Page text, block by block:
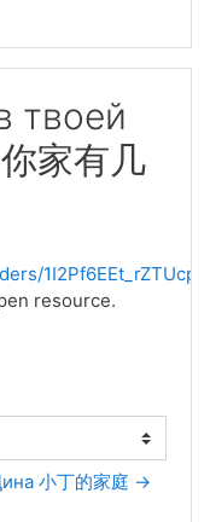
твоей
家有几
resource.
小丁的家庭 →